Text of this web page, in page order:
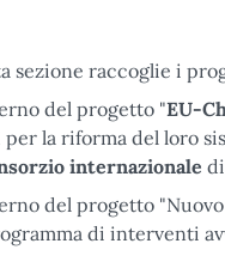
sezione raccoglie i
del progetto "EU-
la riforma del loro
internazionale
del progetto
di interventi